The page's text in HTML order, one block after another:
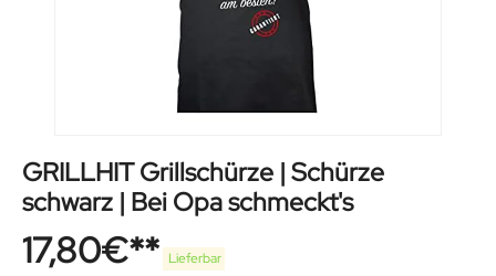
GRILLHIT Grillschürze | Schürze
schwarz | Bei Opa schmeckt's
17,80€ Lieferbar